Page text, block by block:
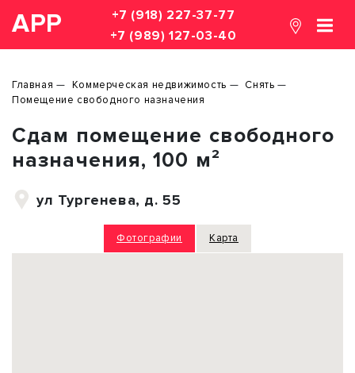
АРР
+7 (918) 227-37-77
+7 (989) 127-03-40
Главная Коммерческая недвижимость
Снять
Помещение свободного назначения
Сдам помещение свободного
назначения, 100 м²
ул Тургенева, д. 55
Фотографии Карта